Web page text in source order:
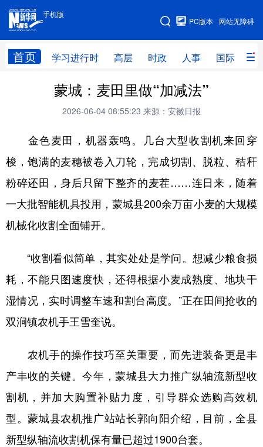
手机版
网站无障碍
PC版本
首页 学习进行时 高层 时政 人事 国际 财
手机版
网站地图
学习进行时 高层 时政
财经 网评
台湾 思客智库 全球连线 教育
科技 科创 量子 体育
文化 书画 健康 军事
访谈 视频 图片 政务
食品 人居 信息化 数字经济
学术中国 乡村振兴 银龄 溯源中国
公益 一带一路 亚太网 上市公司
文化产业
地方频道
蒙城：麦田里做“加减法”
2026-06-04 08:55:23 来源：安徽日报
金色麦田，机器轰鸣。几台大型收割机来回穿
梭，饱满的麦穗被卷入刀轮，完成切割、脱粒、秸秆
粉碎还田，身后只留下整齐的麦茬……连日来，随着
一大批智能机具投用，蒙城县200余万亩小麦的大规模
机械化收割全面铺开。
“收割看似简单，其实处处是学问。想减少粮食损
耗，不能只图速度快，还得根据小麦成熟度、地块干
湿情况，实时调整车速和割台高度。”正在田间抢收的
双涧镇农机手王雪奎说。
农机手的操作技巧至关重要，而先进装备更是丰
产丰收的关键。今年，蒙城县大力推广纵轴流新型收
割机，并加大购置补贴力度，引导群众选购高效机
型。蒙城县农机推广站站长郭向阳介绍，目前，全县
新型纵轴流收割机保有量已超过1900台套。